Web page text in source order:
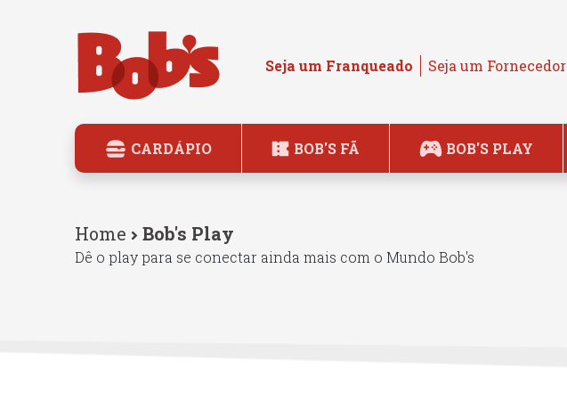
Seja um Franqueado Seja um Fornecedor
CARDÁPIO BOB'S FÃ BOB'S PLAY
Home Bob's Play
Dê o play para se conectar ainda mais com o Mundo Bob's